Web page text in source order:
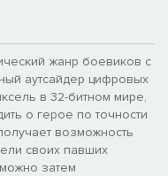
жанр боевиков с
аутсайдер цифровых
в 32-битном мире,
о герое по точности
возможность
своих павших
затем